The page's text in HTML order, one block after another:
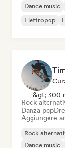
Dance music
Elettropop
&gt; 300
Rock
Danza pop
Aggiungere
Rock
Dance music